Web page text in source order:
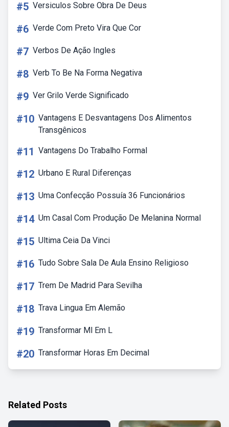
#5 Versiculos Sobre Obra De Deus
#6 Verde Com Preto Vira Que Cor
#7 Verbos De Ação Ingles
#8 Verb To Be Na Forma Negativa
#9 Ver Grilo Verde Significado
#10 Vantagens E Desvantagens Dos Alimentos
Transgênicos
#11 Vantagens Do Trabalho Formal
#12 Urbano E Rural Diferenças
#13 Uma Confecção Possuía 36 Funcionários
#14 Um Casal Com Produção De Melanina Normal
#15 Ultima Ceia Da Vinci
#16 Tudo Sobre Sala De Aula Ensino Religioso
#17 Trem De Madrid Para Sevilha
#18 Trava Lingua Em Alemão
#19 Transformar Ml Em L
#20 Transformar Horas Em Decimal
Related Posts